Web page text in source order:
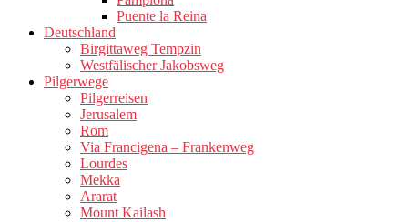
Puente la Reina
Deutschland
Birgittaweg Tempzin
Westfälischer Jakobsweg
Pilgerwege
Pilgerreisen
Jerusalem
Rom
Via Francigena – Frankenweg
Lourdes
Mekka
Ararat
Mount Kailash